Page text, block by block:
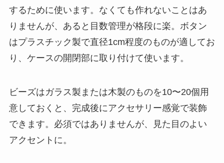
するために使います。なくても作れないことはあ
りませんが、あると目数管理が格段に楽。ボタン
はプラスチック製で直径1cm程度のものが適してお
り、ケースの開閉部に取り付けて使います。
ビーズはガラス製または木製のものを10〜20個用
意しておくと、完成後にアクセサリー感覚で装飾
できます。必須ではありませんが、見た目のよい
アクセントに。